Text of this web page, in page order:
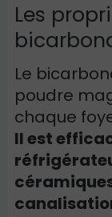
Les
Le
poudre
chaque
Il est